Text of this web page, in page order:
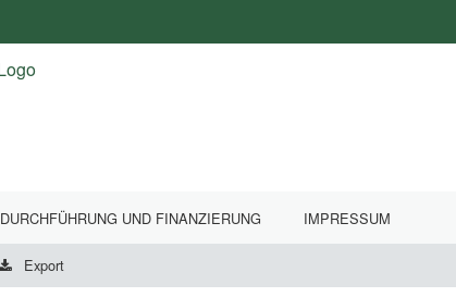
DURCHFÜHRUNG UND FINANZIERUNG IMPRESSUM
Export